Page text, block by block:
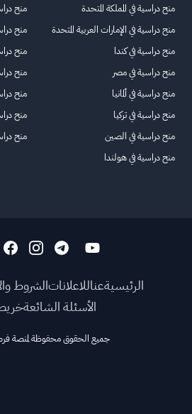
منح دراسية في المملكة المتحدة
منح دراسية في الإمارات العربية المتحدة
منح دراسية في كندا
منح دراسية في مصر
منح دراسية في ألمانيا
منح دراسية في تركيا
منح دراسية في الصين
منح دراسية في هولندا
منح
منح
منح
منح
منح
منح
منح
الرئيسيةعناللاعلاناتالشروط
الأسئلة الشائعة
جميع الحقوق محفوظة لمنصة